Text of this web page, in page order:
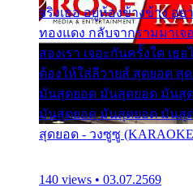
จริงเธอ อยู่ห้องข้างข้าง อย
ทองแดง กลับจากรามมาเ
สองเรา เจอะกันครั้งใด เธ
ต้องให้ใส่ลีวายส์ สุดยอด
มันสุดยอด มันสุดยอด มันสุ
มันสุดยอด มันสุดยอด มันสุ
สุดยอด - วงซูซู
140 views • 03.07.2569